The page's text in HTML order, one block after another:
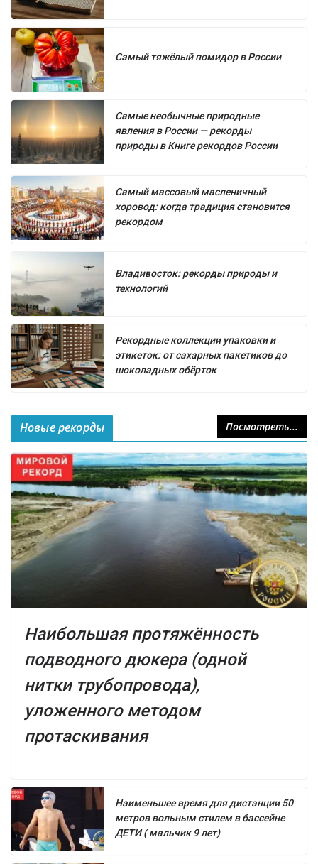
Самый тяжёлый помидор в России
Самые необычные природные
явления в России — рекорды
природы в Книге рекордов России
Самый массовый масленичный
хоровод: когда традиция становится
рекордом
Владивосток: рекорды природы и
технологий
Рекордные коллекции упаковки и
этикеток: от сахарных пакетиков до
шоколадных обёрток
Новые рекорды Посмотреть...
Наибольшая протяжённость
подводного дюкера (одной
нитки трубопровода),
уложенного методом
протаскивания
Наименьшее время для дистанции 50
метров вольным стилем в бассейне
ДЕТИ ( мальчик 9 лет)